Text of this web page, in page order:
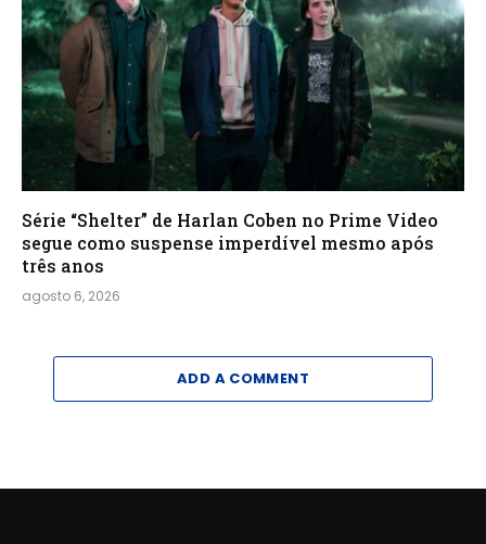
Série “Shelter” de Harlan Coben no Prime Video
segue como suspense imperdível mesmo após
três anos
agosto 6, 2026
ADD A COMMENT